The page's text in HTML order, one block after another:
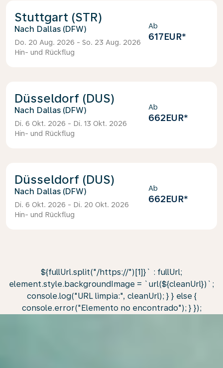
Stuttgart (STR)
Dallas (DFW)
Do. 20 Aug. 2026 - So. 23 Aug. 2026
Hin- und Rückflug
Ab
617EUR*
Düsseldorf (DUS)
Dallas (DFW)
Di. 6 Okt. 2026 - Di. 13 Okt. 2026
Hin- und Rückflug
Ab
662EUR*
Düsseldorf (DUS)
Dallas (DFW)
Di. 6 Okt. 2026 - Di. 20 Okt. 2026
Hin- und Rückflug
Ab
662EUR*
${fullUrl.split("/https://")[1]}` : fullUrl;
element.style.backgroundImage = `url(${cleanUrl})`;
console.log("URL limpia:", cleanUrl); } } else {
console.error("Elemento no encontrado"); } });